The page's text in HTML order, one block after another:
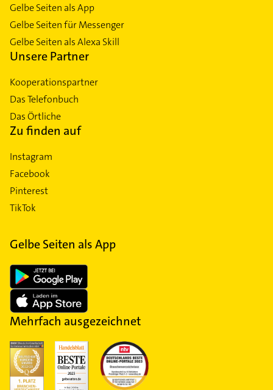
Gelbe Seiten als App
Gelbe Seiten für Messenger
Gelbe Seiten als Alexa Skill
Unsere Partner
Kooperationspartner
Das Telefonbuch
Das Örtliche
Zu finden auf
Instagram
Facebook
Pinterest
TikTok
Gelbe Seiten als App
Mehrfach ausgezeichnet